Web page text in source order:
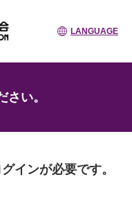
LANGUAGE
さい。
インが必要です。